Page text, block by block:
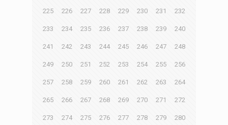
225 226 227 228 229 230 231 232
233 234 235 236 237 238 239 240
241 242 243 244 245 246 247 248
249 250 251 252 253 254 255 256
257 258 259 260 261 262 263 264
265 266 267 268 269 270 271 272
273 274 275 276 277 278 279 280